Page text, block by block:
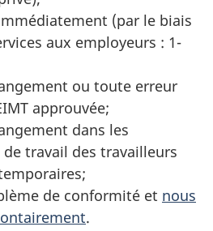
(par le biais
aux employeurs : 1-
ou toute erreur
approuvée;
dans les
travail des travailleurs
de conformité et nous
.